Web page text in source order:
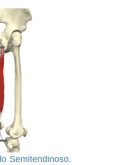
Semitendinoso.